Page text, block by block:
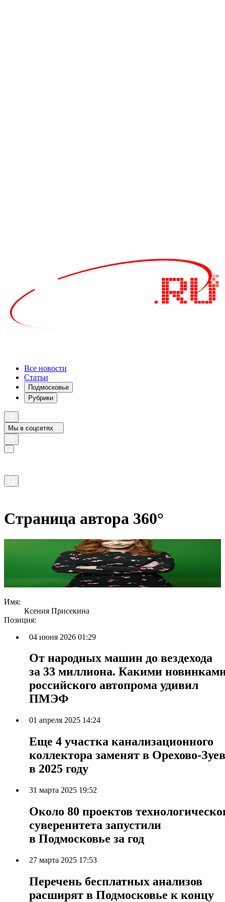
Все новости
Статьи
Подмосковье
Рубрики
Мы в соцсетях
Страница автора 360°
Имя:
Ксения Присекина
Позиция:
04 июня 2026 01:29
От народных машин до вездехода
за 33 миллиона. Какими
российского автопрома удивил
ПМЭФ
01 апреля 2025 14:24
Еще 4 участка канализационного
коллектора заменят в Орехово-
в 2025 году
31 марта 2025 19:52
Около 80 проектов
суверенитета запустили
в Подмосковье за год
27 марта 2025 17:53
Перечень бесплатных анализов
расширят в Подмосковье к концу